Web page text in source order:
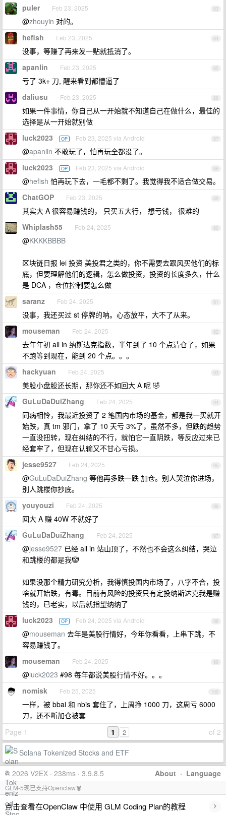
83
puler Feb 23, 2025
@zhouyin 对的。
84
hefish Feb 23, 2025
没事，等赚了再来发一贴就抵消了。
85
apanlin Feb 23, 2025
亏了 3k+ 刀, 醒来看到都懵逼了
86
daliusu Feb 23, 2025
如果一件事情，你自己从一开始就不知道自己在做什么，最佳的
选择是从一开始就别做
87
luck2023 OP Feb 23, 2025 via Android
@apanlin 不敢玩了，怕再玩全都没了。
88
luck2023 OP Feb 23, 2025 via Android
@hefish 怕再玩下去，一毛都不剩了。我觉得我不适合做交易。
89
ChatGOP Feb 23, 2025
其实大 A 很容易赚钱的， 只买五大行， 想亏钱， 很难的
90
Whiplash55 Feb 24, 2025
@KKKKBBBB
区块链日报 lei 投资 美投君之类的，你不需要去跟风买他们的标
底，但要理解他们的逻辑，怎么做投资，投资的长度多久，什么
是 DCA ，仓位控制要怎么做
91
saranz Feb 24, 2025
没事，我还买过 st 停牌的呐。心态放平，大不了从来。
92
mouseman Feb 24, 2025
去年年初 all in 纳斯达克指数，半年到了 10 个点清仓了，如果
不跑等到现在，能到 20 个点。。。
93
hackyuan Feb 24, 2025
美股小盘股还长期，那你还不如回大 A 呢 🤣
94
GuLuDaDuiZhang Feb 24, 2025
同病相怜，我最近投资了 2 笔国内市场的基金，都是我一买就开
始跌，真 tm 邪门，拿了 10 天亏 3%了，虽然不多，但跌的趋势
一直没扭转，现在纠结的不行，就怕它一直阴跌，等反应过来已
经套牢了，但现在认输又不甘心亏损。
95
jesse9527 Feb 24, 2025
@GuLuDaDuiZhang 等他再多跌一跌 加仓。别人哭泣你进场，
别人跳楼你抄底。
96
youyouzi Feb 24, 2025
回大 A 赚 40W 不就好了
97
GuLuDaDuiZhang Feb 24, 2025
@jesse9527 已经 all in 站山顶了，不然也不会这么纠结，哭泣
和跳楼的都是我🤡
如果没那个精力研究分析，我得慎投国内市场了，八字不合，投
啥就开始跌，有毒。目前有风险的投资只有定投纳斯达克我是赚
钱的，已老实，以后就指望纳纳了
98
luck2023 OP Feb 24, 2025 via Android
@mouseman 去年是美股行情好，今年你看看，上串下跳，不
容易赚钱了。
99
mouseman Feb 24, 2025
@luck2023 #98 每年都说美股行情不好。。。
100
nomisk Feb 25, 2025
一样，被 bbai 和 nbis 套住了，上周挣 1000 刀，这周亏 6000
刀，还不断加仓被套
Page 1
of 2
1 2
Solana Tokenized Stocks and ETF
About · Language
© 2026 V2EX · 238ms · 3.9.8.5
GLM-5现已支持Openclaw🦞
点击查看在OpenClaw 中使用 GLM Coding Plan的教程 ›